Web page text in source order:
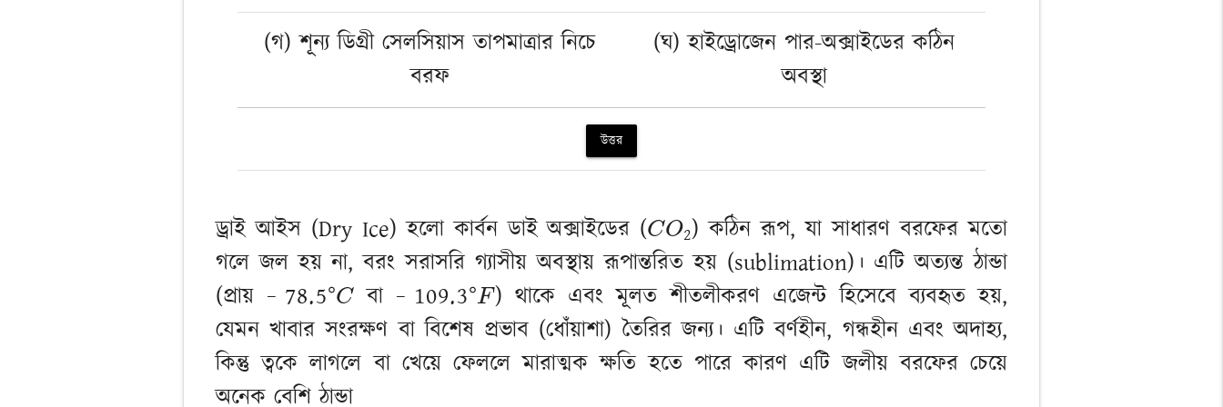
(গ) শূন্য ডিগ্রী সেলসিয়াস তাপমাত্রার নিচে
বরফ
(ঘ) হাইড্রোজেন পার-অক্সাইডের কঠিন
অবস্থা
উত্তর
ড্রাই আইস (Dry Ice) হলো কার্বন ডাই অক্সাইডের (CO2 ) কঠিন রূপ, যা সাধারণ বরফের মতো
গলে জল হয় না, বরং সরাসরি গ্যাসীয় অবস্থায় রূপান্তরিত হয় (sublimation)। এটি অত্যন্ত ঠান্ডা
(প্রায় − 78.5∘C বা 109.3 ∘F ) থাকে এবং মূলত শীতলীকরণ এজেন্ট হিসেবে ব্যবহৃত হয়,
যেমন খাবার সংরক্ষণ বা বিশেষ প্রভাব (ধোঁয়াশা) তৈরির জন্য। এটি বর্ণহীন, গন্ধহীন এবং অদাহ্য,
কিন্তু ত্বকে লাগলে বা খেয়ে ফেললে মারাত্মক ক্ষতি হতে পারে কারণ এটি জলীয় বরফের চেয়ে
অনেক বেশি ঠান্ডা